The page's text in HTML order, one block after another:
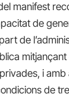
manifest
de
de
i
de